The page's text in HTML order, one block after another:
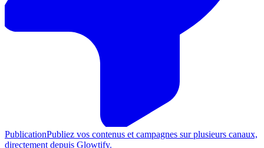
PublicationPubliez vos contenus et campagnes sur plusieurs canaux,
directement depuis Glowtify.